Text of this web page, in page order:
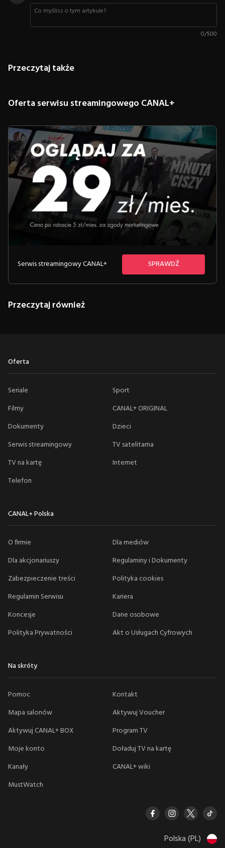
0/500
Przeczytaj także
Oferta serwisu streamingowego CANAL+
Serwis streamingowy CANAL+ SPRAWDŹ
Przeczytaj również
Oferta
Seriale
Sport
Filmy
CANAL+ ORIGINAL
Dokumenty
Dzieci
Serwis streamingowy
TV satelitarna
TV na kartę
Internet
Telefon
CANAL+ Polska
O firmie
Dla mediów
Dla akcjonariuszy
Regulaminy i Dokumenty
Zabezpieczenie treści
Polityka cookies
Regulamin Serwisu
Kariera
Koncesje
Dane osobowe
Polityka Prywatności
Akt o Usługach Cyfrowych
Na skróty
Pomoc
Kontakt
Mapa salonów
Aktywuj Voucher
Aktywuj CANAL+ BOX
Program TV
Moje konto
Doładuj TV na kartę
Kanały
CANAL+ wiki
MustWatch
Polska (PL)